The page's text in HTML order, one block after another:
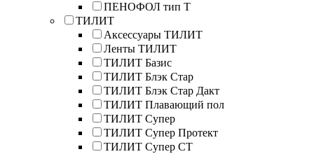
ПЕНОФОЛ тип T
ТИЛИТ
Аксессуары ТИЛИТ
Ленты ТИЛИТ
ТИЛИТ Базис
ТИЛИТ Блэк Стар
ТИЛИТ Блэк Стар Дакт
ТИЛИТ Плавающий пол
ТИЛИТ Супер
ТИЛИТ Супер Протект
ТИЛИТ Супер СТ